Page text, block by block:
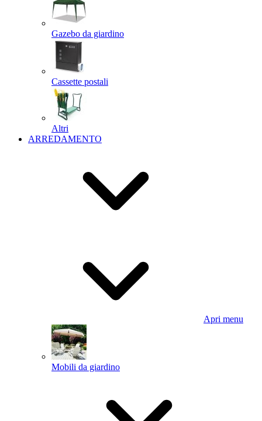
Gazebo da giardino
Cassette postali
Altri
ARREDAMENTO
Apri menu
Mobili da giardino